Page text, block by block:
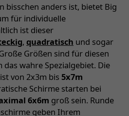
bisschen anders ist, bietet Big
für individuelle
ist dieser
, quadratisch und sogar
Größen sind für diesen
wahre Spezialgebiet. Die
von 2x3m bis 5x7m
Schirme starten bei
6x6m groß sein. Runde
geben Ihrem